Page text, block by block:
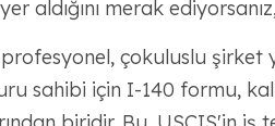
aldığını merak
çokuluslu şirket
sahibi için I-140 formu,